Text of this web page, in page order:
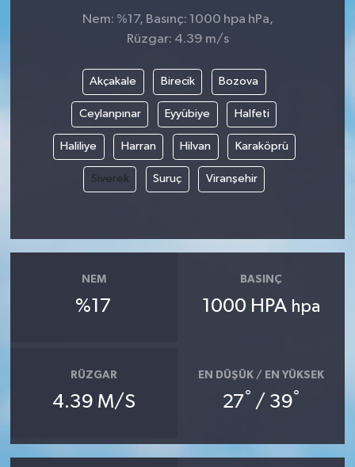
Nem: %17, Basınç: 1000 hpa hPa,
Rüzgar: 4.39 m/s
Akçakale Birecik Bozova
Ceylanpınar Eyyübiye Halfeti
Haliliye Harran Hilvan Karaköprü
Siverek Suruç Viranşehir
NEM
%17
BASINÇ
1000 HPA hpa
RÜZGAR
4.39 M/S
EN DÜŞÜK / EN YÜKSEK
27° / 39°